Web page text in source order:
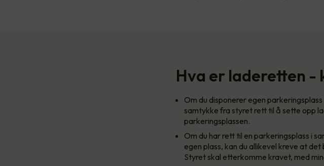
Hva er laderetten
Om du disponerer egen
samtykke fra styret rett til å sette opp
parkeringsplassen.
Om du har rett til en parkeringsplass i
egen plass, kan du allikevel kreve at
Styret skal etterkomme kravet, med